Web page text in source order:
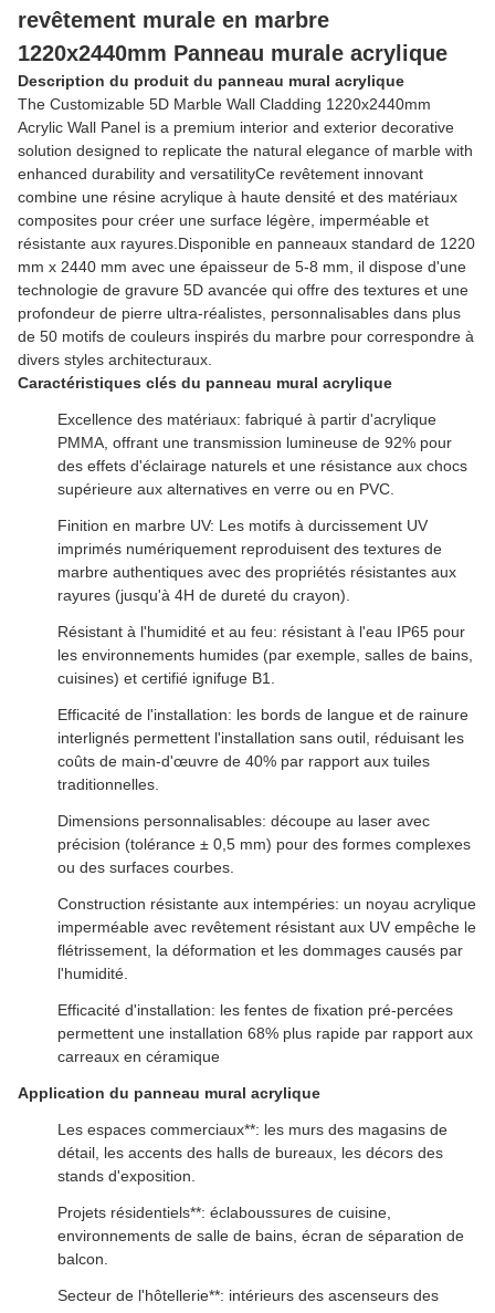
revêtement murale en marbre
1220x2440mm Panneau murale acrylique
Description du produit du panneau mural acrylique
The Customizable 5D Marble Wall Cladding 1220x2440mm
Acrylic Wall Panel is a premium interior and exterior decorative
solution designed to replicate the natural elegance of marble with
enhanced durability and versatilityCe revêtement innovant
combine une résine acrylique à haute densité et des matériaux
composites pour créer une surface légère, imperméable et
résistante aux rayures.Disponible en panneaux standard de 1220
mm x 2440 mm avec une épaisseur de 5-8 mm, il dispose d'une
technologie de gravure 5D avancée qui offre des textures et une
profondeur de pierre ultra-réalistes, personnalisables dans plus
de 50 motifs de couleurs inspirés du marbre pour correspondre à
divers styles architecturaux.
Caractéristiques clés du panneau mural acrylique
Excellence des matériaux: fabriqué à partir d'acrylique
PMMA, offrant une transmission lumineuse de 92% pour
des effets d'éclairage naturels et une résistance aux chocs
supérieure aux alternatives en verre ou en PVC.
Finition en marbre UV: Les motifs à durcissement UV
imprimés numériquement reproduisent des textures de
marbre authentiques avec des propriétés résistantes aux
rayures (jusqu'à 4H de dureté du crayon).
Résistant à l'humidité et au feu: résistant à l'eau IP65 pour
les environnements humides (par exemple, salles de bains,
cuisines) et certifié ignifuge B1.
Efficacité de l'installation: les bords de langue et de rainure
interlignés permettent l'installation sans outil, réduisant les
coûts de main-d'œuvre de 40% par rapport aux tuiles
traditionnelles.
Dimensions personnalisables: découpe au laser avec
précision (tolérance ± 0,5 mm) pour des formes complexes
ou des surfaces courbes.
Construction résistante aux intempéries: un noyau acrylique
imperméable avec revêtement résistant aux UV empêche le
flétrissement, la déformation et les dommages causés par
l'humidité.
Efficacité d'installation: les fentes de fixation pré-percées
permettent une installation 68% plus rapide par rapport aux
carreaux en céramique
Application du panneau mural acrylique
Les espaces commerciaux**: les murs des magasins de
détail, les accents des halls de bureaux, les décors des
stands d'exposition.
Projets résidentiels**: éclaboussures de cuisine,
environnements de salle de bains, écran de séparation de
balcon.
Secteur de l'hôtellerie**: intérieurs des ascenseurs des